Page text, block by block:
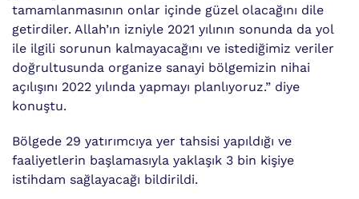
tamamlanmasının onlar içinde güzel olacağını dile
getirdiler. Allah’ın izniyle 2021 yılının sonunda da yol
ile ilgili sorunun kalmayacağını ve istediğimiz veriler
doğrultusunda organize sanayi bölgemizin nihai
açılışını 2022 yılında yapmayı planlıyoruz.” diye
konuştu.
Bölgede 29 yatırımcıya yer tahsisi yapıldığı ve
faaliyetlerin başlamasıyla yaklaşık 3 bin kişiye
istihdam sağlayacağı bildirildi.